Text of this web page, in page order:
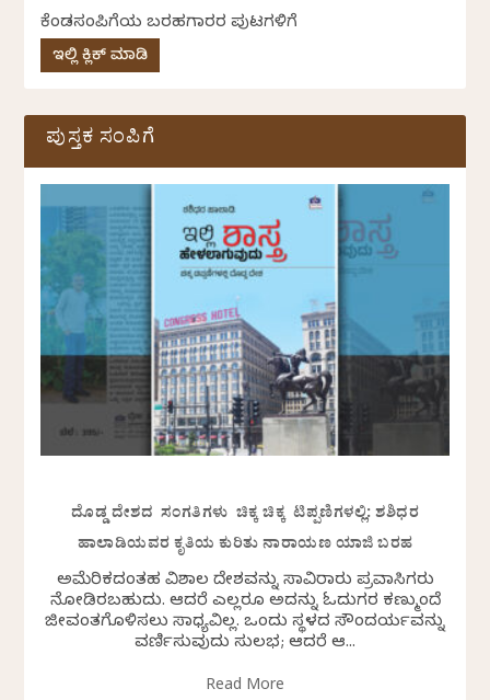
ಕೆಂಡಸಂಪಿಗೆಯ ಬರಹಗಾರರ ಪುಟಗಳಿಗೆ
ಇಲ್ಲಿ ಕ್ಲಿಕ್ ಮಾಡಿ
ಪುಸ್ತಕ ಸಂಪಿಗೆ
ದೊಡ್ಡ ದೇಶದ ಸಂಗತಿಗಳು ಚಿಕ್ಕ ಚಿಕ್ಕ ಟಿಪ್ಪಣಿಗಳಲ್ಲಿ: ಶಶಿಧರ
ಹಾಲಾಡಿಯವರ ಕೃತಿಯ ಕುರಿತು ನಾರಾಯಣ ಯಾಜಿ ಬರಹ
ಅಮೆರಿಕದಂತಹ ವಿಶಾಲ ದೇಶವನ್ನು ಸಾವಿರಾರು ಪ್ರವಾಸಿಗರು
ನೋಡಿರಬಹುದು. ಆದರೆ ಎಲ್ಲರೂ ಅದನ್ನು ಓದುಗರ ಕಣ್ಮುಂದೆ
ಜೀವಂತಗೊಳಿಸಲು ಸಾಧ್ಯವಿಲ್ಲ. ಒಂದು ಸ್ಥಳದ ಸೌಂದರ್ಯವನ್ನು
ವರ್ಣಿಸುವುದು ಸುಲಭ; ಆದರೆ ಆ...
Read More